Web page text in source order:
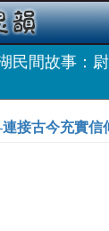
民間故事：
接古今充實信